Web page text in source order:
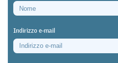
27/05/26
Studio condotto dal
Indirizzo e-mail